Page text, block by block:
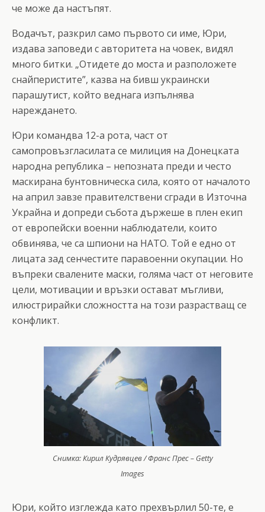
че може да настъпят.
Водачът, разкрил само първото си име, Юри,
издава заповеди с авторитета на човек, видял
много битки. „Отидете до моста и разположете
снайперистите”, казва на бивш украински
парашутист, който веднага изпълнява
нареждането.
Юри командва 12-а рота, част от
самопровъзгласилата се милиция на Донецката
народна република – непозната преди и често
маскирана бунтовническа сила, която от началото
на април завзе правителствени сгради в Източна
Украйна и допреди събота държеше в плен екип
от европейски военни наблюдатели, които
обвинява, че са шпиони на НАТО. Той е едно от
лицата зад сенчестите паравоенни окупации. Но
въпреки свалените маски, голяма част от неговите
цели, мотивации и връзки остават мъгливи,
илюстрирайки сложността на този разрастващ се
конфликт.
Снимка: Кирил Кудрявцев / Франс Прес – Getty
Images
Юри, който изглежда като прехвърлил 50-те, е